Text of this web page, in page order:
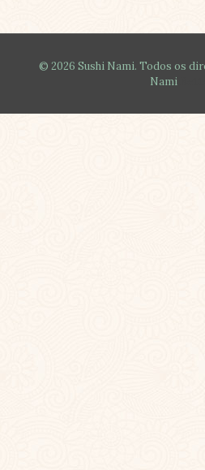
© 2026 Sushi Nami. Todos os
Nami